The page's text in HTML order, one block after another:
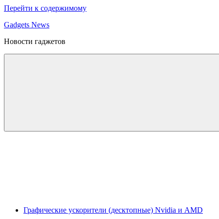
Перейти к содержимому
Gadgets News
Новости гаджетов
Графические ускорители (десктопные) Nvidia и AMD